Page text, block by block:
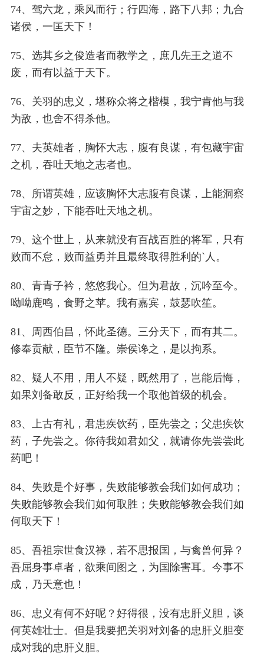
74、驾六龙，乘风而行；行四海，路下八邦；九合
诸侯，一匡天下！
75、选其乡之俊造者而教学之，庶几先王之道不
废，而有以益于天下。
76、关羽的忠义，堪称众将之楷模，我宁肯他与我
为敌，也舍不得杀他。
77、夫英雄者，胸怀大志，腹有良谋，有包藏宇宙
之机，吞吐天地之志者也。
78、所谓英雄，应该胸怀大志腹有良谋，上能洞察
宇宙之妙，下能吞吐天地之机。
79、这个世上，从来就没有百战百胜的将军，只有
败而不怠，败而益勇并且最终取得胜利的`人。
80、青青子衿，悠悠我心。但为君故，沉吟至今。
呦呦鹿鸣，食野之苹。我有嘉宾，鼓瑟吹笙。
81、周西伯昌，怀此圣德。三分天下，而有其二。
修奉贡献，臣节不隆。崇侯谗之，是以拘系。
82、疑人不用，用人不疑，既然用了，岂能后悔，
如果刘备敢反，正好给我一个取他首级的机会。
83、上古有礼，君患疾饮药，臣先尝之；父患疾饮
药，子先尝之。你待我如君如父，就请你先尝尝此
药吧！
84、失败是个好事，失败能够教会我们如何成功；
失败能够教会我们如何取胜；失败能够教会我们如
何取天下！
85、吾祖宗世食汉禄，若不思报国，与禽兽何异？
吾屈身事卓者，欲乘间图之，为国除害耳。今事不
成，乃天意也！
86、忠义有何不好呢？好得很，没有忠肝义胆，谈
何英雄壮士。但是我要把关羽对刘备的忠肝义胆变
成对我的忠肝义胆。